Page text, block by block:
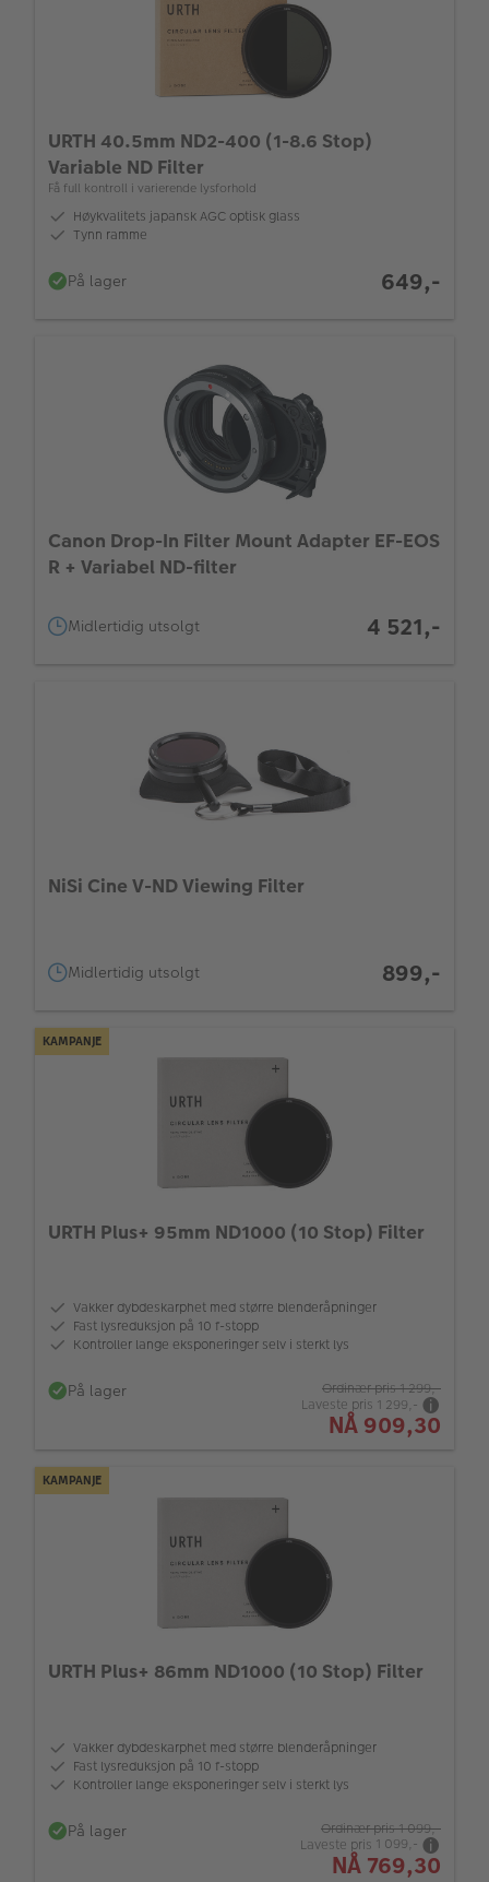
URTH 40.5mm ND2-400 (1-8.6 Stop)
Variable ND Filter
Få full kontroll i varierende lysforhold
Høykvalitets japansk AGC optisk glass
Tynn ramme
På lager 649,-
Canon Drop-In Filter Mount Adapter EF-EOS
R + Variabel ND-filter
Midlertidig utsolgt 4 521,-
NiSi Cine V-ND Viewing Filter
Midlertidig utsolgt 899,-
KAMPANJE
URTH Plus+ 95mm ND1000 (10 Stop) Filter
Vakker dybdeskarphet med større blenderåpninger
Fast lysreduksjon på 10 f-stopp
Kontroller lange eksponeringer selv i sterkt lys
På lager Ordinær pris1 299,-
Laveste pris 1 299,-
NÅ 909,30
KAMPANJE
URTH Plus+ 86mm ND1000 (10 Stop) Filter
Vakker dybdeskarphet med større blenderåpninger
Fast lysreduksjon på 10 f-stopp
Kontroller lange eksponeringer selv i sterkt lys
På lager Ordinær pris1 099,-
Laveste pris 1 099,-
NÅ 769,30